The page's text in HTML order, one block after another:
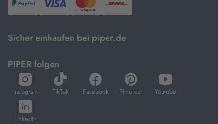
PayPal,Visa
und
DHL.
Sicher einkaufen bei piper.de
PIPER folgen
Instagram
öffnet
in
neuem
Tab
TikTok
öffnet
in
Facebook
öffnet
in
Pinterest
öffnet
in
Youtube
öffnet
in
LinkedIn
öffnet
in